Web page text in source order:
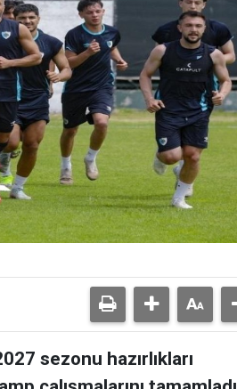
sezonu hazırlıkları